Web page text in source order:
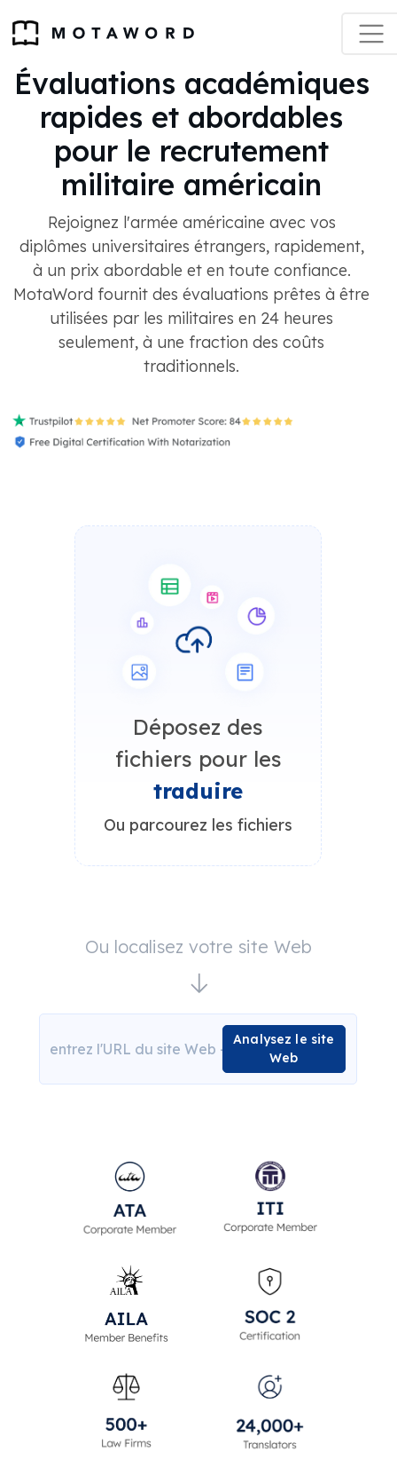
Évaluations académiques
rapides et abordables
pour le recrutement
militaire américain
Rejoignez l'armée américaine avec vos
diplômes universitaires étrangers, rapidement,
à un prix abordable et en toute confiance.
MotaWord fournit des évaluations prêtes à être
utilisées par les militaires en 24 heures
seulement, à une fraction des coûts
traditionnels.
Déposez des
fichiers pour les
traduire
Ou parcourez les fichiers
Ou localisez votre site Web
Analysez le site
Web